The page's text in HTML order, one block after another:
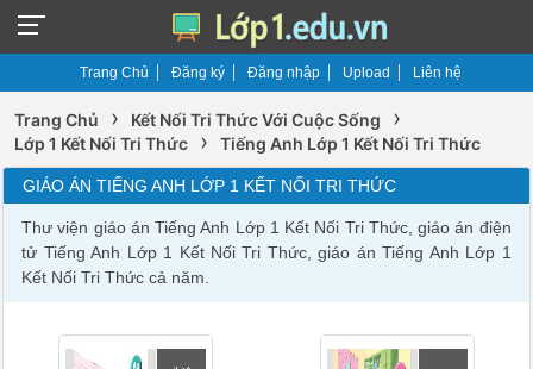
Trang Chủ Đăng ký Đăng nhập Upload Liên hệ
Trang Chủ › Kết Nối Tri Thức Với Cuộc Sống ›
Lớp 1 Kết Nối Tri Thức › Tiếng Anh Lớp 1 Kết Nối Tri Thức
GIÁO ÁN TIẾNG ANH LỚP 1 KẾT NỐI TRI THỨC
Thư viện giáo án Tiếng Anh Lớp 1 Kết Nối Tri Thức, giáo án điện
tử Tiếng Anh Lớp 1 Kết Nối Tri Thức, giáo án Tiếng Anh Lớp 1
Kết Nối Tri Thức cả năm.